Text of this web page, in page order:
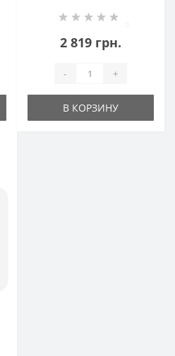
2 819 грн.
- +
В КОРЗИНУ